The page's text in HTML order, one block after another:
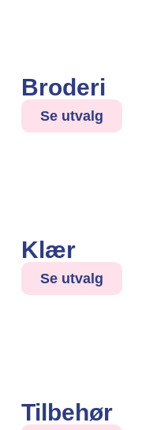
Broderi
Se utvalg
Klær
Se utvalg
Tilbehør